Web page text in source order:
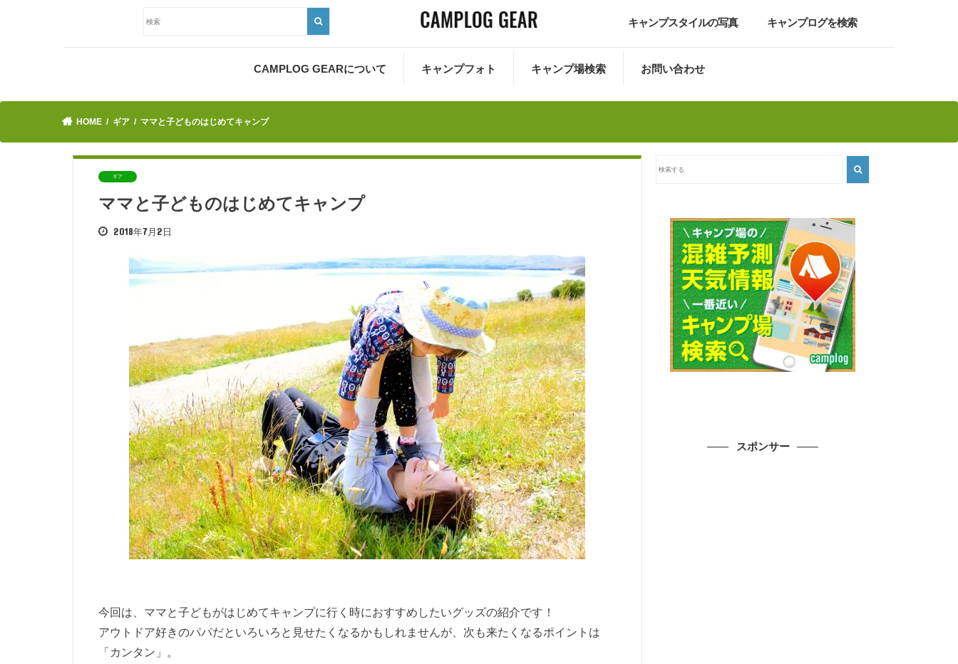
キャンプスタイルの写真 キャンプログを検索
CAMPLOG GEARについて キャンプフォト キャンプ場検索 お問い合わせ
HOME ギア ママと子どものはじめてキャンプ
ギア
ママと子どものはじめてキャンプ
2018年7月2日
今回は、ママと子どもがはじめてキャンプに行く時におすすめしたいグッズの紹介です！
アウトドア好きのパパだといろいろと見せたくなるかもしれませんが、次も来たくなるポイントは
「カンタン」。
スポンサー